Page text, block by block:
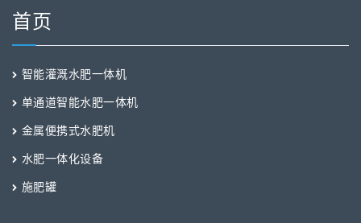
首页
智能灌溉水肥一体机
单通道智能水肥一体机
金属便携式水肥机
水肥一体化设备
施肥罐